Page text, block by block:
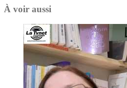
À voir aussi